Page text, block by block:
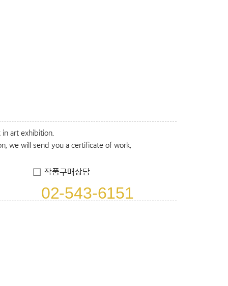
art exhibition.
we will send you a certificate of work.
작품구매상담
02-543-6151